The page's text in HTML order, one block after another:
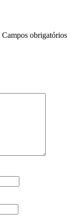
Campos obrigatórios